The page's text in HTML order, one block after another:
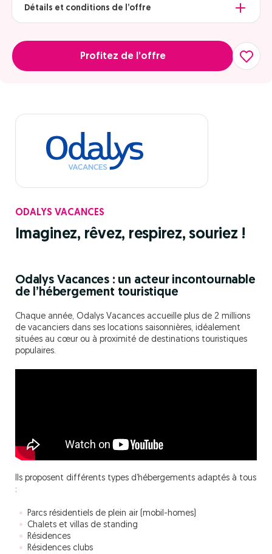
Détails et conditions de l’offre
Profitez de l’offre
ODALYS VACANCES
Imaginez, rêvez, respirez, souriez !
Odalys Vacances : un acteur incontournable
de l’hébergement touristique
Chaque année, Odalys Vacances accueille plus de 2 millions
de vacanciers dans ses locations saisonnières, idéalement
situées au cœur ou à proximité de destinations touristiques
populaires.
Ils proposent différents types d’hébergements adaptés à tous
:
Parcs résidentiels de plein air (mobil-homes)
Chalets et villas de standing
Résidences
Résidences clubs